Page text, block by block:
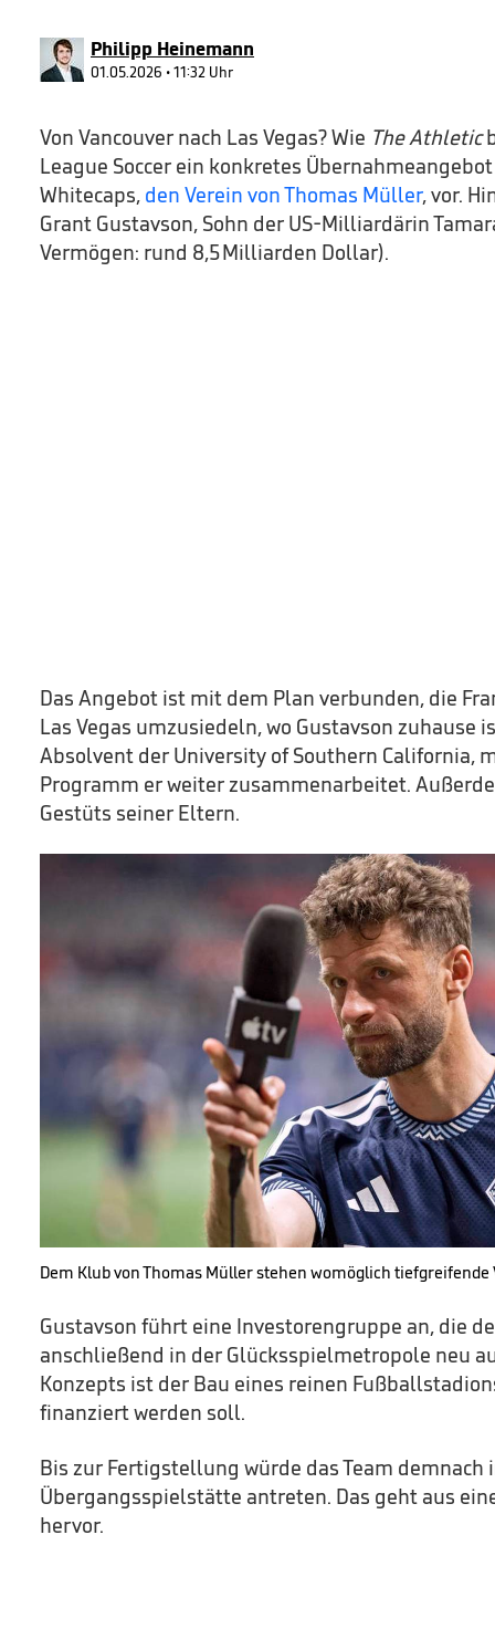
90%
Philipp Heinemann
01.05.2026 • 11:32 Uhr
Von Vancouver nach Las Vegas? Wie The Athletic
League Soccer ein konkretes
Whitecaps, den Verein von Thomas Müller, vor.
Grant Gustavson, Sohn der US‑Milliardärin
Vermögen: rund 8,5 Milliarden Dollar).
Das Angebot ist mit dem Plan verbunden, die
Las Vegas umzusiedeln, wo Gustavson zuhause
Absolvent der University of Southern California,
Programm er weiter zusammenarbeitet.
Gestüts seiner Eltern.
Dem Klub von Thomas Müller stehen womöglich
Gustavson führt eine Investorengruppe an, die
anschließend in der Glücksspielmetropole neu
Konzepts ist der Bau eines reinen
finanziert werden soll.
Bis zur Fertigstellung würde das Team demnach
Übergangsspielstätte antreten. Das geht aus
hervor.